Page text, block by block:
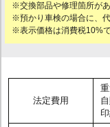
※交換部品や修理箇所が
※預かり車検の場合に、
※表示価格は消費税10%
法定費用